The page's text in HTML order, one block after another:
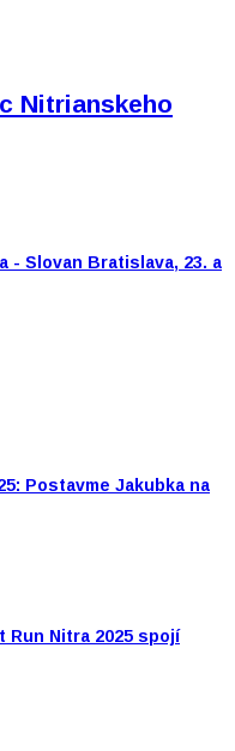
Nitrianskeho
- Slovan Bratislava, 23. a
Postavme Jakubka na
Nitra 2025 spojí